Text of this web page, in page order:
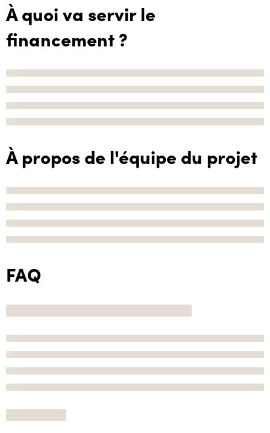
À quoi va servir le
financement ?
À propos de l'équipe du projet
FAQ